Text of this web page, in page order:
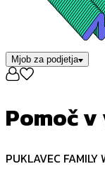
Mjob za podjetja
Pomoč
PUKLAVEC FAMILY